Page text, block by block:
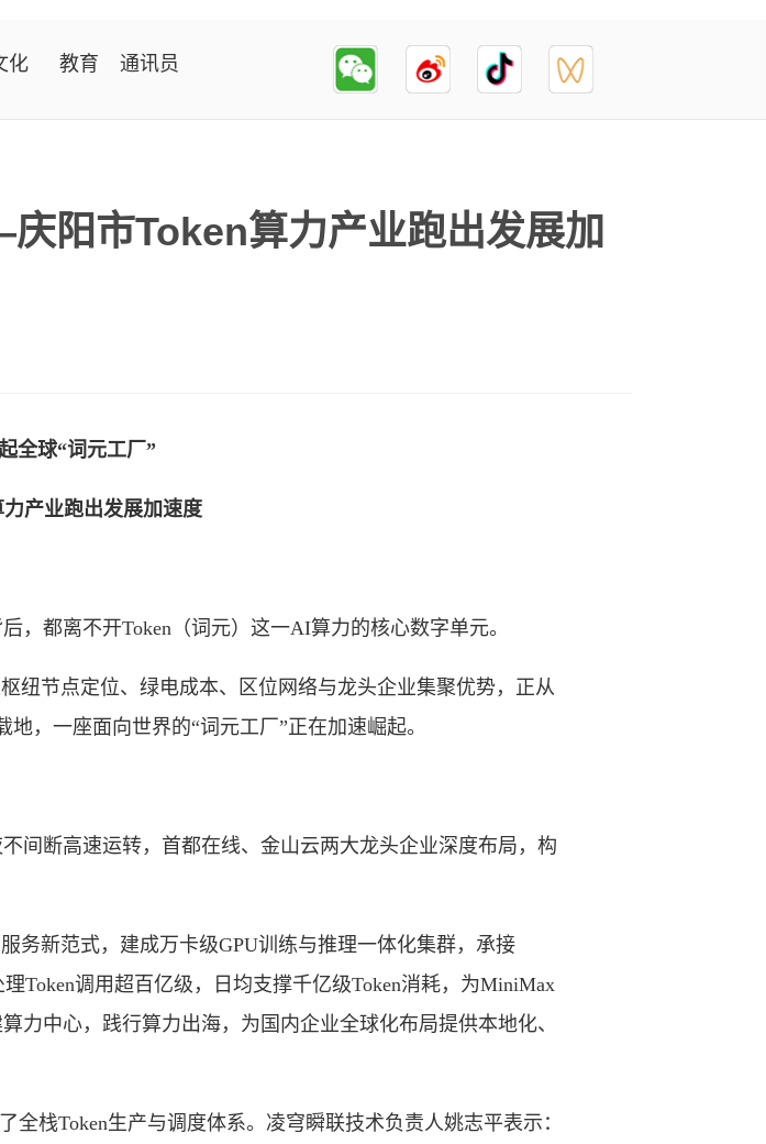
化 教育 通讯员
阳市Token算力产业跑出发展加
全球“词元工厂”
产业跑出发展加速度
离不开Token（词元）这一AI算力的核心数字单元。
节点定位、绿电成本、区位网络与龙头企业集聚优势，正从
，一座面向世界的“词元工厂”正在加速崛起。
断高速运转，首都在线、金山云两大龙头企业深度布局，构
新范式，建成万卡级GPU训练与推理一体化集群，承接
Token调用超百亿级，日均支撑千亿级Token消耗，为MiniMax
力中心，践行算力出海，为国内企业全球化布局提供本地化、
栈Token生产与调度体系。凌穹瞬联技术负责人姚志平表示：